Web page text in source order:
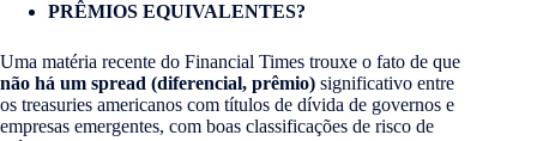
PRÊMIOS EQUIVALENTES?
Uma matéria recente do Financial Times trouxe o fato de que
não há um spread (diferencial, prêmio) significativo entre
os treasuries americanos com títulos de dívida de governos e
empresas emergentes, com boas classificações de risco de